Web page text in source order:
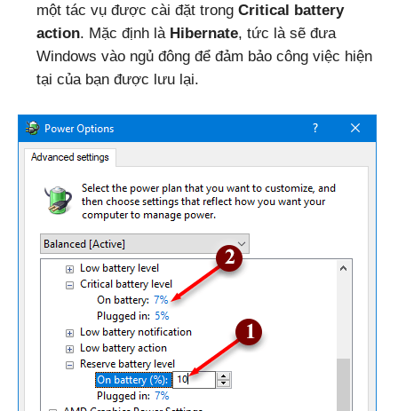
một tác vụ được cài đặt trong Critical battery
action. Mặc định là Hibernate, tức là sẽ đưa
Windows vào ngủ đông để đảm bảo công việc hiện
tại của bạn được lưu lại.